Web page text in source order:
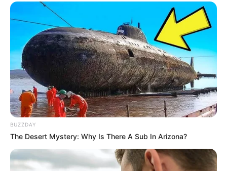
BUZZDAY
The Desert Mystery: Why Is There A Sub In Arizona?